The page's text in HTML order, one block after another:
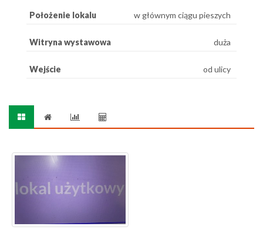
Położenie lokalu w głównym ciągu pieszych
Witryna wystawowa duża
Wejście od ulicy